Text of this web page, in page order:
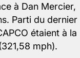
à Dan Mercier,
Parti du dernier
étaient à la
mph).